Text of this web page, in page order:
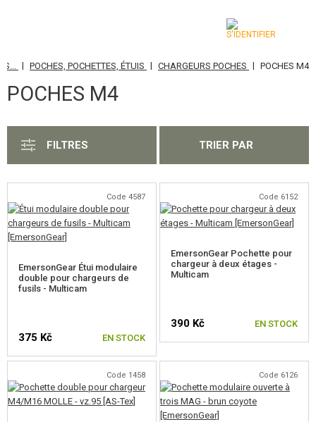
CATÉGORIES
AIRSOFT GUNS
LANCE-GRENADES, GRENADES
BATTERIES, CHARGEURS
CHARGEURS, BB LOADER
LUNETTES, MASQUES
CASQUES, CHAPELLERIE
UNIFORMES, CHEMISES, PANTALONS
| POCHES, POCHETTES, ÉTUIS | CHARGEURS POCHES | POCHES M4
POCHES M4
FILTRES TRIER PAR
Code 4587
EmersonGear Étui modulaire
double pour chargeurs de
fusils - Multicam
375 Kč EN STOCK
Code 6152
EmersonGear Pochette pour
chargeur à deux étages -
Multicam
390 Kč EN STOCK
Code 1458 Code 6126